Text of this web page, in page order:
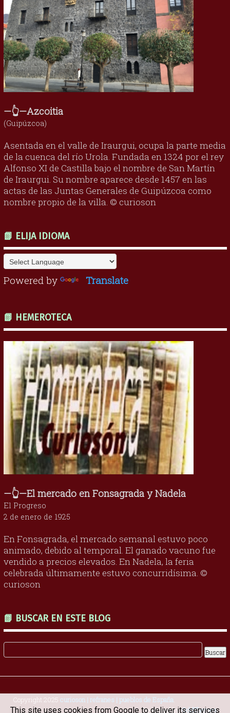
—👆—Azcoitia
(Guipúzcoa)
Asentada en el valle de Iraurgui, ocupa la parte media
de la cuenca del río Urola. Fundada en 1324 por el rey
Alfonso XI de Castilla bajo el nombre de San Martín
de Iraurgui. Su nombre aparece desde 1457 en las
actas de las Juntas Generales de Guipúzcoa como
nombre propio de la villa. © curioson
📗 ELIJA IDIOMA
Powered by Translate
📗 HEMEROTECA
—👆—El mercado en Fonsagrada y Nadela
El Progreso
2 de enero de 1925
En Fonsagrada, el mercado semanal estuvo poco
animado, debido al temporal. El ganado vacuno fue
vendido a precios elevados. En Nadela, la feria
celebrada últimamente estuvo concurridísima. ©
curioson
📗 BUSCAR EN ESTE BLOG
Copyright 2025 curioson | refranes | pueblos de España
Designed byOddThemes
This site uses cookies from Google to deliver its services